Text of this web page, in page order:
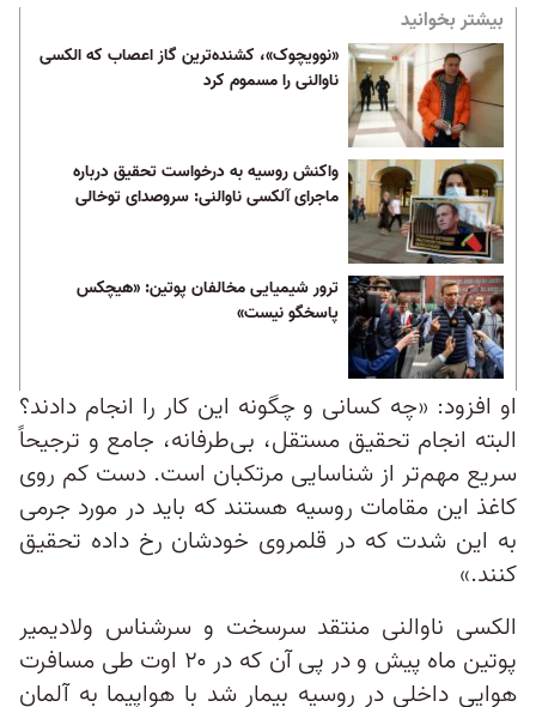
بیشتر بخوانید
«نوویچوک»، کشنده‌ترین گاز اعصاب که الکسی
ناوالنی را مسموم کرد
واکنش روسیه به درخواست تحقیق درباره
ماجرای آلکسی ناوالنی: سروصدای توخالی
ترور شیمیایی مخالفان پوتین: «هیچکس
پاسخگو نیست»
او افزود: «چه کسانی و چگونه این کار را انجام دادند؟
البته انجام تحقیق مستقل، بی‌طرفانه، جامع و ترجیحاً
سریع مهم‌تر از شناسایی مرتکبان است. دست‌ کم روی
کاغذ این مقامات روسیه هستند که باید در مورد جرمی
به این شدت که در قلمروی خودشان رخ داده تحقیق
کنند.»
الکسی ناوالنی منتقد سرسخت و سرشناس ولادیمیر
پوتین ماه پیش و در پی آن که در ۲۰ اوت طی مسافرت
هوایی داخلی در روسیه بیمار شد با هواپیما به آلمان